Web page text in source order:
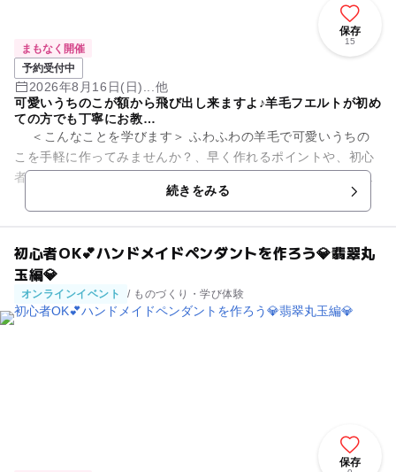
保存
15
まもなく開催
予約受付中
2026年8月16日(日)...他
可愛いうちのこが額から飛び出し来ますよ♪羊毛フエルトが初め
ての方でも丁寧にお教…
＜こんなことを学びます＞ ふわふわの羊毛で可愛いうちの
こを手軽に作ってみませんか？、早く作れるポイントや、初心
者でもしっかりと作品を制作するコツまで、学んで頂きます。
続きをみる
初心者OK💕ハンドメイドペンダントを作ろう💎翡翠丸
玉編💎
オンラインイベント / ものづくり・学び体験
保存